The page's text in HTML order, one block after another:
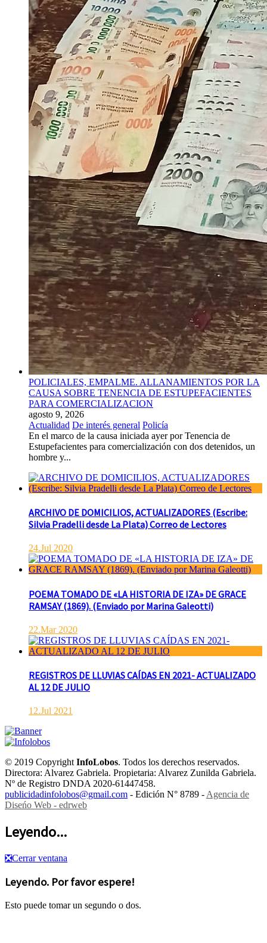
POLICIALES, EMPALME. ALLANAMIENTOS POR LA
CAUSA SOBRE TENENCIA DE ESTUPEFACIENTES
PARA COMERCIALIZACION
agosto 9, 2026
Actualidad De interés general Policía
En el marco de la causa iniciada ayer por Tenencia de
Estupefacientes para comercialización con dos detenidos, un
hombre y...
ARCHIVO DE DOMICILIOS, ACTUALIZADORES (Escribe:
Silvia Pradelli desde La Plata) Correo de Lectores
24.Jul 2020
POEMA TOMADO DE «LA HISTORIA DE IZA» DE GRACE
RAMSAY (1869). (Enviado por Marina Galeotti)
22.Mar 2020
REGISTROS DE LLUVIAS CAÍDAS EN 2021- ACTUALIZADO
AL 12 DE JULIO
12.Jul 2021
© 2019 CopyrightInfoLobos. Todos los derechos reservados.
Directora: Alvarez Gabriela. Propietaria: Alvarez Zunilda Gabriela.
Nº de Registro DNDA 2020-61447458.
publicidadinfolobos@gmail.com - Edición N° 8789 -Agencia de
Diseńo Web - edrweb
Leyendo...
❎Cerrar ventana
Leyendo. Por favor espere!
Esto puede tomar un segundo o dos.